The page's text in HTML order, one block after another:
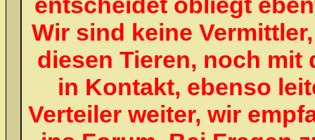
Wir sind keine
diesen Tieren, noch mit
in Kontakt, ebenso
Verteiler weiter, wir